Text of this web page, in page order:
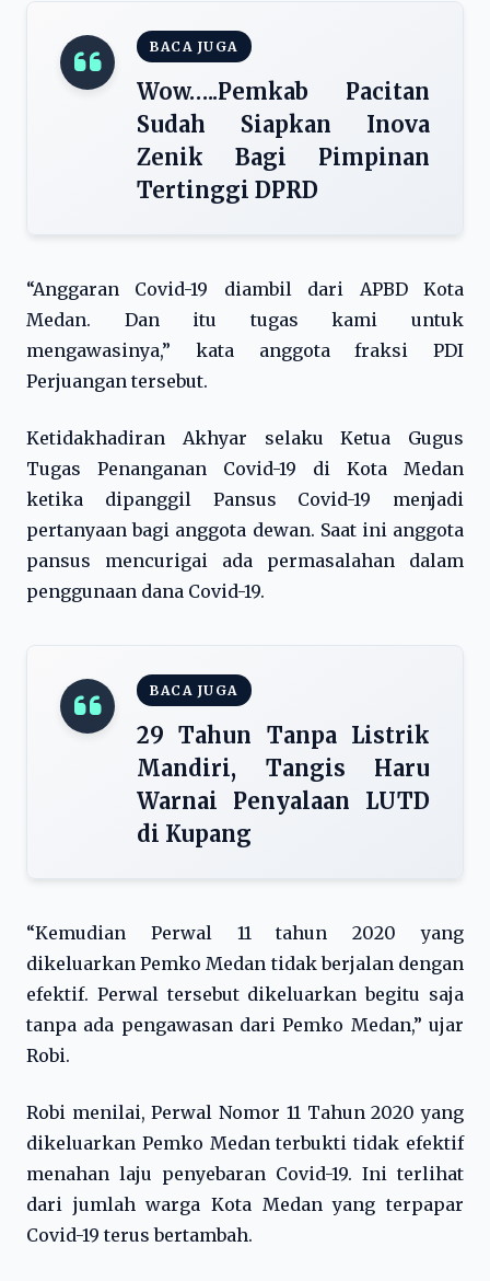
BACA JUGA
Wow…..Pemkab Pacitan
Sudah Siapkan Inova
Zenik Bagi Pimpinan
Tertinggi DPRD
“Anggaran Covid-19 diambil dari APBD Kota
Medan. Dan itu tugas kami untuk
mengawasinya,” kata anggota fraksi PDI
Perjuangan tersebut.
Ketidakhadiran Akhyar selaku Ketua Gugus
Tugas Penanganan Covid-19 di Kota Medan
ketika dipanggil Pansus Covid-19 menjadi
pertanyaan bagi anggota dewan. Saat ini anggota
pansus mencurigai ada permasalahan dalam
penggunaan dana Covid-19.
BACA JUGA
29 Tahun Tanpa Listrik
Mandiri, Tangis Haru
Warnai Penyalaan LUTD
di Kupang
“Kemudian Perwal 11 tahun 2020 yang
dikeluarkan Pemko Medan tidak berjalan dengan
efektif. Perwal tersebut dikeluarkan begitu saja
tanpa ada pengawasan dari Pemko Medan,” ujar
Robi.
Robi menilai, Perwal Nomor 11 Tahun 2020 yang
dikeluarkan Pemko Medan terbukti tidak efektif
menahan laju penyebaran Covid-19. Ini terlihat
dari jumlah warga Kota Medan yang terpapar
Covid-19 terus bertambah.